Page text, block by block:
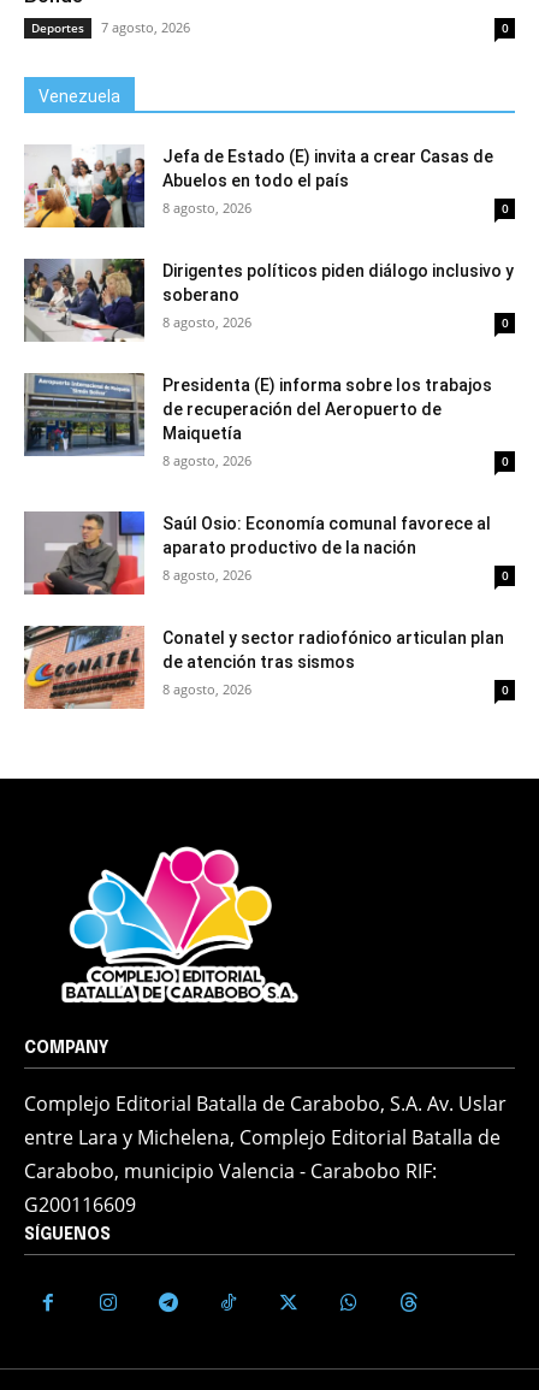
Deportes 7 agosto, 2026 0
Venezuela
Jefa de Estado (E) invita a crear Casas de
Abuelos en todo el país
8 agosto, 2026 0
Dirigentes políticos piden diálogo inclusivo y
soberano
8 agosto, 2026 0
Presidenta (E) informa sobre los trabajos
de recuperación del Aeropuerto de
Maiquetía
8 agosto, 2026 0
Saúl Osio: Economía comunal favorece al
aparato productivo de la nación
8 agosto, 2026 0
Conatel y sector radiofónico articulan plan
de atención tras sismos
8 agosto, 2026 0
COMPANY
Complejo Editorial Batalla de Carabobo, S.A. Av. Uslar
entre Lara y Michelena, Complejo Editorial Batalla de
Carabobo, municipio Valencia - Carabobo RIF:
G200116609
SÍGUENOS